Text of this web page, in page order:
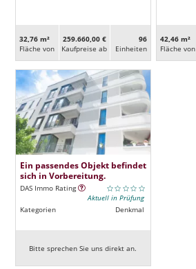
32,76 m²
Fläche von
259.660,00 €
Kaufpreise ab
96
Ein­heiten
42,46 m²
Fläche von
Ein passendes Objekt befindet
sich in Vorbereitung.
DAS Immo Rating
Aktuell in Prüfung
Kategorien
Denkmal
Bitte sprechen Sie uns direkt an.